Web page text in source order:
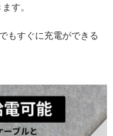
す。
もすぐに充電ができる